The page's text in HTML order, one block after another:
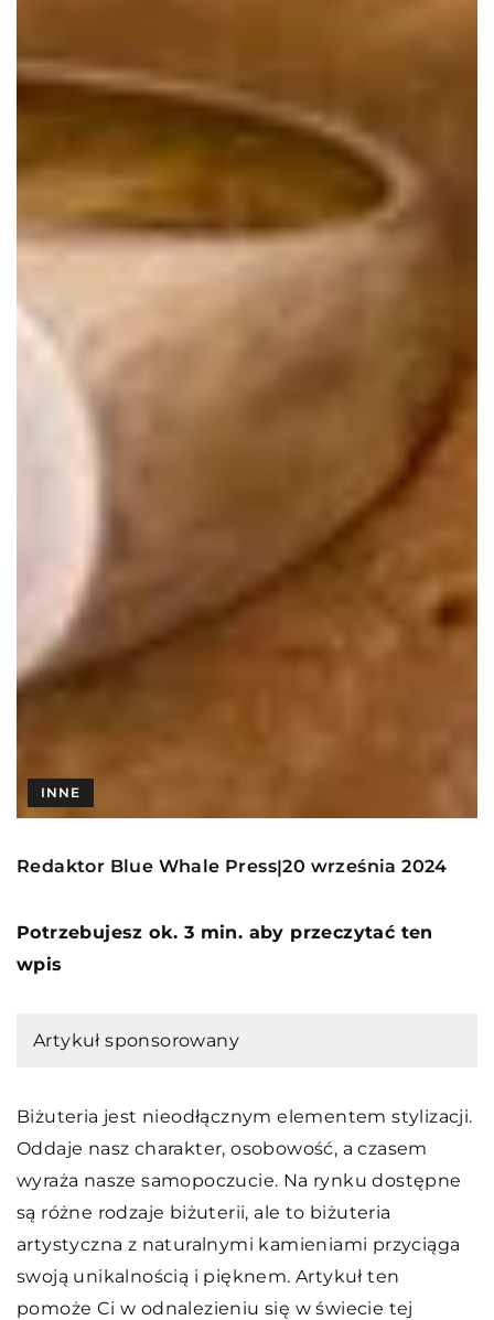
INNE
Redaktor Blue Whale Press|20 września 2024
Potrzebujesz ok. 3 min. aby przeczytać ten
wpis
Artykuł sponsorowany
Biżuteria jest nieodłącznym elementem stylizacji.
Oddaje nasz charakter, osobowość, a czasem
wyraża nasze samopoczucie. Na rynku dostępne
są różne rodzaje biżuterii, ale to biżuteria
artystyczna z naturalnymi kamieniami przyciąga
swoją unikalnością i pięknem. Artykuł ten
pomoże Ci w odnalezieniu się w świecie tej